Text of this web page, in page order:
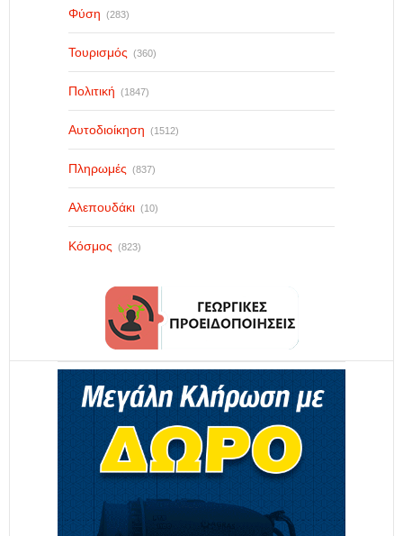
Φύση (283)
Τουρισμός (360)
Πολιτική (1847)
Αυτοδιοίκηση (1512)
Πληρωμές (837)
Αλεπουδάκι (10)
Κόσμος (823)